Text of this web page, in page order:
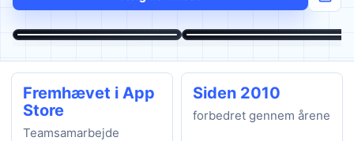
Fremhævet i App
Store
Teamsamarbejde
Siden 2010
forbedret gennem årene